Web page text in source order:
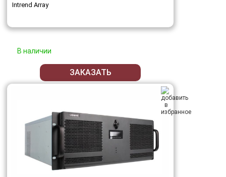
Intrend Array
В наличии
ЗАКАЗАТЬ